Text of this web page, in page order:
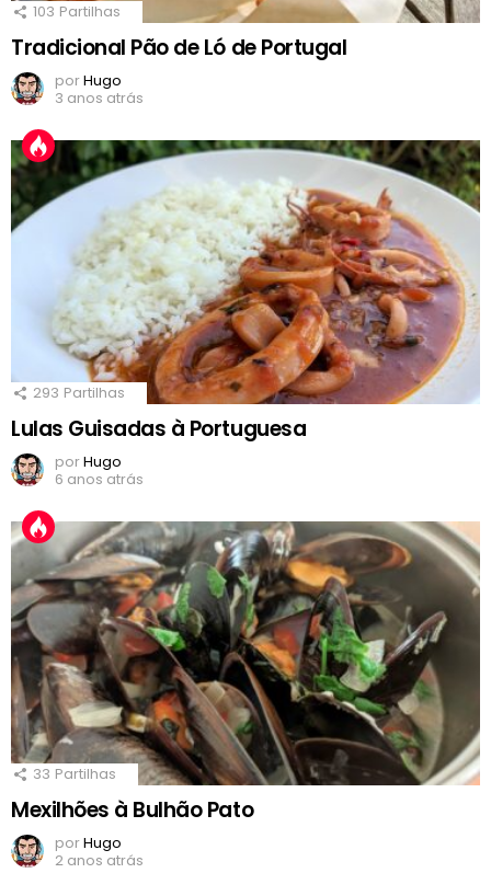
103 Partilhas
Tradicional Pão de Ló de Portugal
porHugo
3 anos atrás
293 Partilhas
Lulas Guisadas à Portuguesa
porHugo
6 anos atrás
33 Partilhas
Mexilhões à Bulhão Pato
porHugo
2 anos atrás